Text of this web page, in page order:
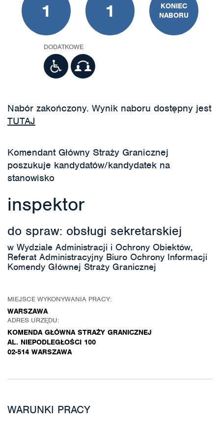
1 1
KONIEC
NABORU
DODATKOWE
Nabór zakończony. Wynik naboru dostępny jest
TUTAJ
Komendant Główny Straży Granicznej
poszukuje kandydatów/kandydatek na
stanowisko
inspektor
do spraw: obsługi sekretarskiej
w Wydziale Administracji i Ochrony Obiektów,
Referat Administracyjny Biuro Ochrony Informacji
Komendy Głównej Straży Granicznej
MIEJSCE WYKONYWANIA PRACY:
WARSZAWA
ADRES URZĘDU:
KOMENDA GŁÓWNA STRAŻY GRANICZNEJ
AL. NIEPODLEGŁOŚCI 100
02-514 WARSZAWA
WARUNKI PRACY